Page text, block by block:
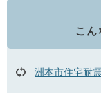
こん
洲本市住宅耐